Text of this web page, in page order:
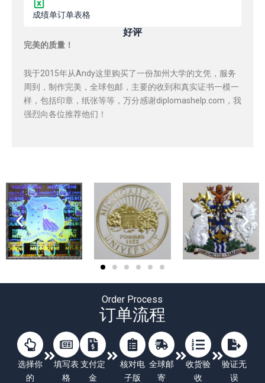
成绩单订单表格
好评
完美的质量！
我于2015年从Andy这里购买了一份加州大学的文凭，服务
周到，制作完美，全球包邮，主要的收到和真实证书一模一
样，包括印章，纸张等等，万分感谢diplomashelp.com，我
强烈向各位推荐他们！
Order Process
订单流程
选择你
的
填写表
格
支付定
金
核对电
子版
全球邮
寄
收货验
收
验证无
误